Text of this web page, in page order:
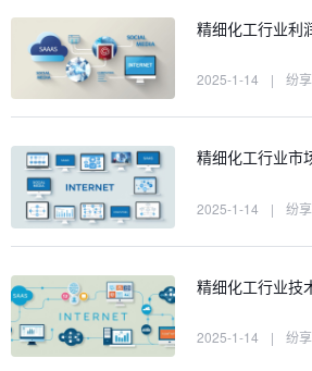
精细化工行业利
2025-1-14 | 纷
精细化工行业市
2025-1-14 | 纷
精细化工行业技
2025-1-14 | 纷